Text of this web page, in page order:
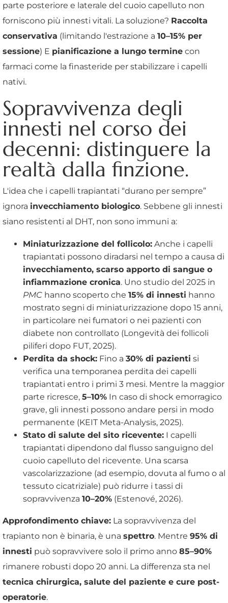
parte posteriore e laterale del cuoio capelluto non
forniscono più innesti vitali. La soluzione? Raccolta
conservativa (limitando l'estrazione a 10–15% per
sessione) E pianificazione a lungo termine con
farmaci come la finasteride per stabilizzare i capelli
nativi.
Sopravvivenza degli
innesti nel corso dei
decenni: distinguere la
realtà dalla finzione.
L'idea che i capelli trapiantati “durano per sempre”
ignora invecchiamento biologico. Sebbene gli innesti
siano resistenti al DHT, non sono immuni a:
Miniaturizzazione del follicolo: Anche i capelli
trapiantati possono diradarsi nel tempo a causa di
invecchiamento, scarso apporto di sangue o
infiammazione cronica. Uno studio del 2025 in
PMC hanno scoperto che 15% di innesti hanno
mostrato segni di miniaturizzazione dopo 15 anni,
in particolare nei fumatori o nei pazienti con
diabete non controllato (Longevità dei follicoli
piliferi dopo FUT, 2025).
Perdita da shock: Fino a 30% di pazienti si
verifica una temporanea perdita dei capelli
trapiantati entro i primi 3 mesi. Mentre la maggior
parte ricresce, 5–10% In caso di shock emorragico
grave, gli innesti possono andare persi in modo
permanente (KEIT Meta-Analysis, 2025).
Stato di salute del sito ricevente: I capelli
trapiantati dipendono dal flusso sanguigno del
cuoio capelluto del ricevente. Una scarsa
vascolarizzazione (ad esempio, dovuta al fumo o al
tessuto cicatriziale) può ridurre i tassi di
sopravvivenza 10–20% (Estenové, 2026).
Approfondimento chiave: La sopravvivenza del
trapianto non è binaria, è una spettro. Mentre 95% di
innesti può sopravvivere solo il primo anno 85–90%
rimanere robusti dopo 20 anni. La differenza sta nel
tecnica chirurgica, salute del paziente e cure post-
operatorie.